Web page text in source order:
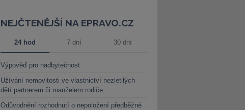
NEJČTENĚJŠÍ NA EPRAVO.CZ
24 hod 7 dní 30 dní
Výpověď pro nadbytečnost
Užívání nemovitosti ve vlastnictví nezletilých
dětí partnerem či manželem rodiče
Odůvodnění rozhodnutí o nepoložení předběžné